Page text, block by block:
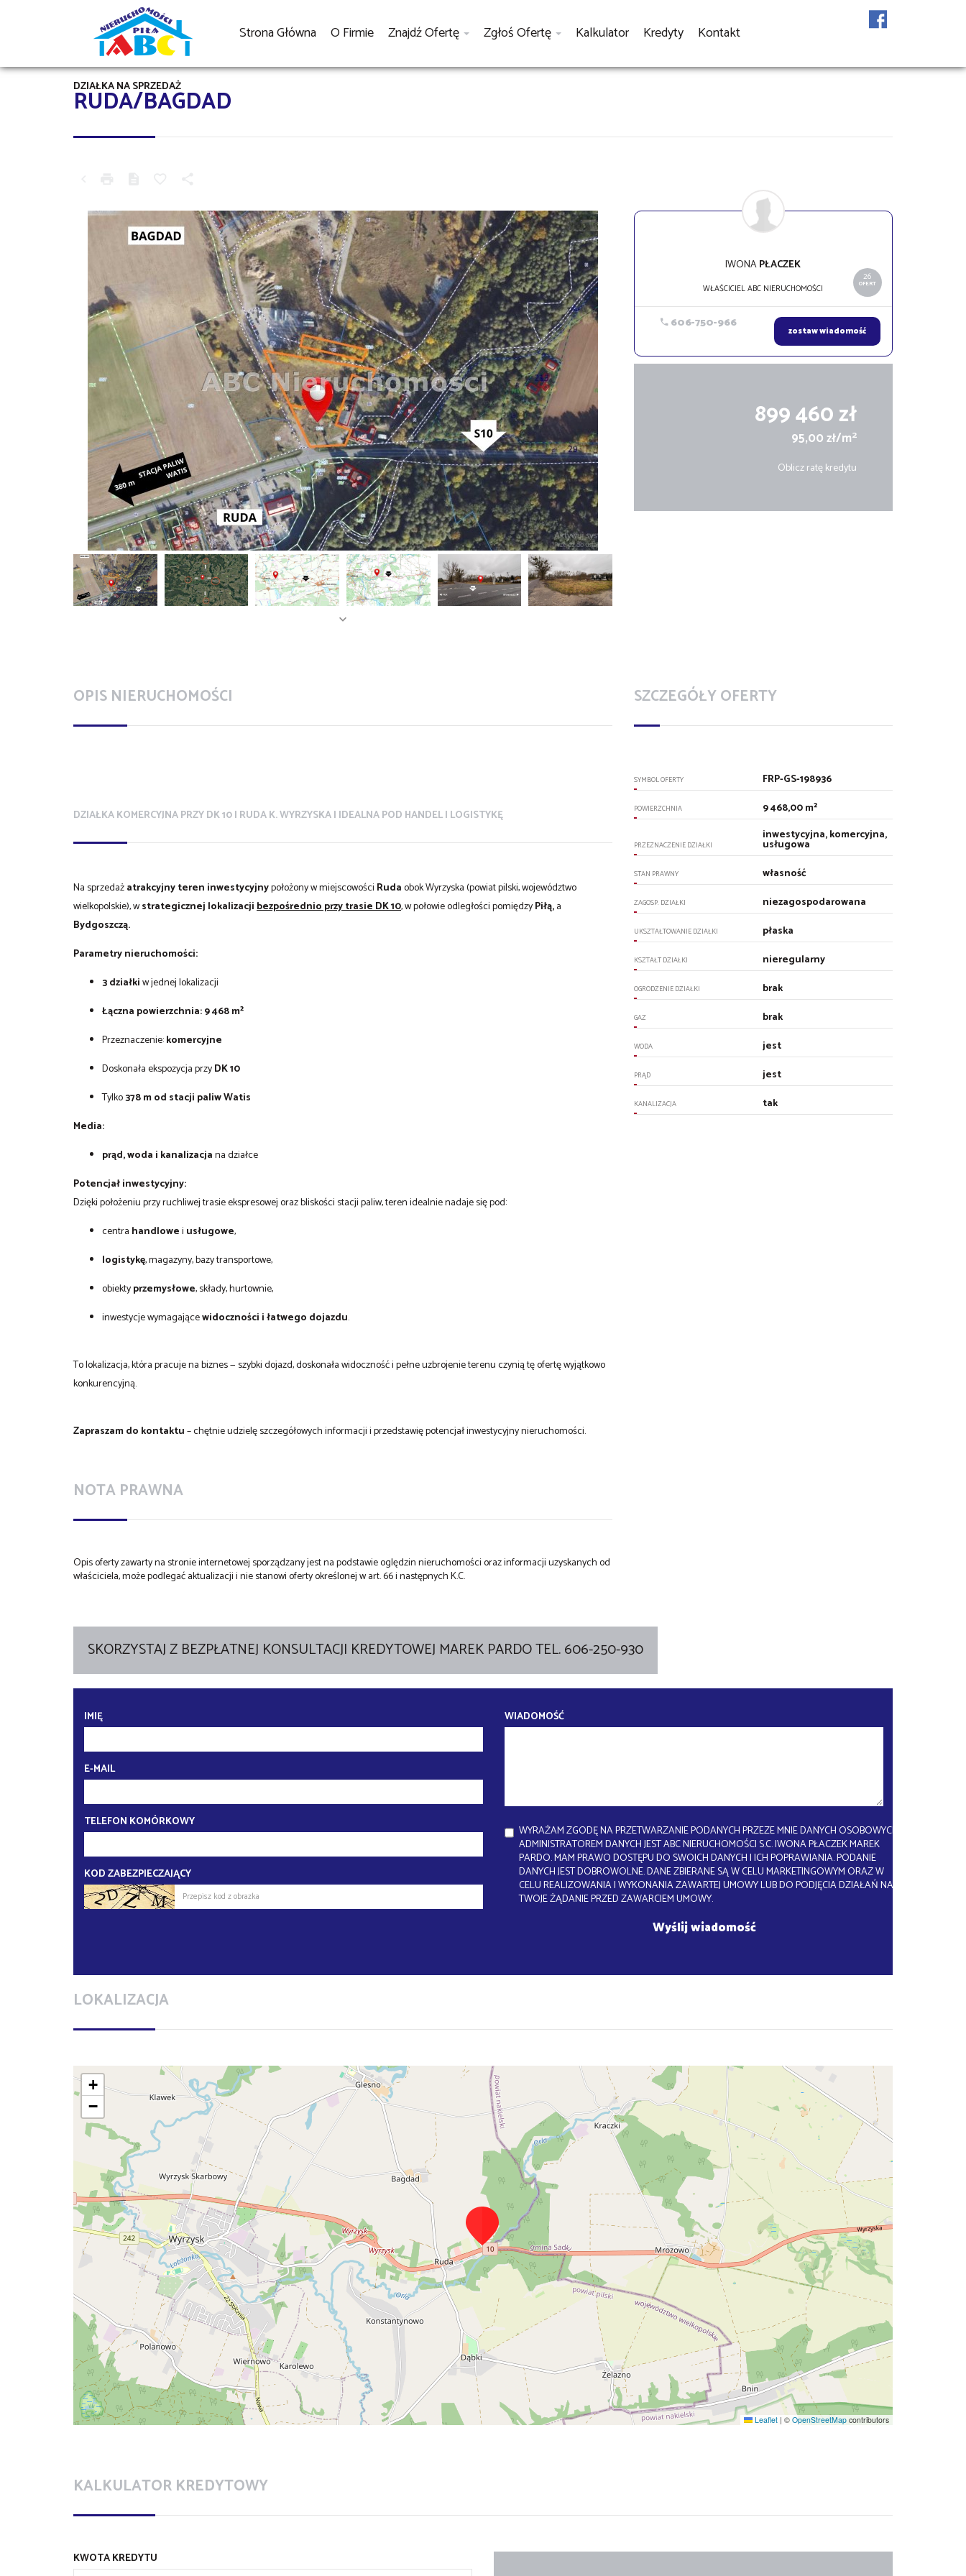
Strona Główna O Firmie Znajdź Ofertę Zgłoś Ofertę Kalkulator Kredyty Kontakt
RUDA/BAGDAD
DZIAŁKA NA SPRZEDAŻ
26
OFERT
IWONAPŁACZEK
WŁAŚCICIEL ABC NIERUCHOMOŚCI
606-750-966 zostaw wiadomość
899 460 zł
95,00 zł/m2
Oblicz ratę kredytu
OPIS NIERUCHOMOŚCI
DZIAŁKA KOMERCYJNA PRZY DK10 | RUDA K. WYRZYSKA | IDEALNA POD HANDEL I LOGISTYKĘ
Na sprzedażatrakcyjny teren inwestycyjnypołożony w miejscowości Rudaobok Wyrzyska (powiat pilski, województwo
wielkopolskie), wstrategicznej lokalizacjibezpośrednio przy trasie DK 10, w połowie odległości pomiędzyPiłą,a
Bydgoszczą.
Parametry nieruchomości:
3 działkiw jednej lokalizacji
Łączna powierzchnia: 9 468 m²
Przeznaczenie:komercyjne
Doskonała ekspozycja przyDK 10
Tylko378 m od stacji paliw Watis
Media:
prąd,woda i kanalizacjana działce
Potencjał inwestycyjny:
Dzięki położeniu przy ruchliwej trasie ekspresowej oraz bliskości stacji paliw, teren idealnie nadaje się pod:
centra handlowei usługowe,
logistykę, magazyny, bazy transportowe,
obiektyprzemysłowe, składy, hurtownie,
inwestycje wymagającewidoczności i łatwego dojazdu.
To lokalizacja, która pracuje na biznes — szybki dojazd, doskonała widoczność i pełne uzbrojenie terenu czynią tę ofertę wyjątkowo
konkurencyjną.
Zapraszam do kontaktu– chętnie udzielę szczegółowych informacji i przedstawię potencjał inwestycyjny nieruchomości.
NOTA PRAWNA
Opis oferty zawarty na stronie internetowej sporządzany jest na podstawie oględzin nieruchomości oraz informacji uzyskanych od
właściciela, może podlegać aktualizacji i nie stanowi oferty określonej w art. 66 i następnych K.C.
SZCZEGÓŁY OFERTY
SYMBOL OFERTY FRP-GS-198936
POWIERZCHNIA 9 468,00 m²
PRZEZNACZENIE DZIAŁKI
inwestycyjna, komercyjna,
usługowa
STAN PRAWNY własność
ZAGOSP. DZIAŁKI niezagospodarowana
UKSZTAŁTOWANIE DZIAŁKI płaska
KSZTAŁT DZIAŁKI nieregularny
OGRODZENIE DZIAŁKI brak
GAZ brak
WODA jest
PRĄD jest
KANALIZACJA tak
SKORZYSTAJ Z BEZPŁATNEJ KONSULTACJI KREDYTOWEJ MAREK PARDO TEL. 606-250-930
IMIĘ
E-MAIL
TELEFON KOMÓRKOWY
KOD ZABEZPIECZAJĄCY
WIADOMOŚĆ
WYRAŻAM ZGODĘ NA PRZETWARZANIE PODANYCH PRZEZE MNIE DANYCH OSOBOWYCH.
ADMINISTRATOREM DANYCH JEST ABC NIERUCHOMOŚCI S.C. IWONA PŁACZEK MAREK
PARDO. MAM PRAWO DOSTĘPU DO SWOICH DANYCH I ICH POPRAWIANIA. PODANIE
DANYCH JEST DOBROWOLNE. DANE ZBIERANE SĄ W CELU MARKETINGOWYM ORAZ W
CELU REALIZOWANIA I WYKONANIA ZAWARTEJ UMOWY LUB DO PODJĘCIA DZIAŁAŃ NA
TWOJE ŻĄDANIE PRZED ZAWARCIEM UMOWY.
LOKALIZACJA
+
−
Leaflet | © OpenStreetMap contributors
KALKULATOR KREDYTOWY
KWOTA KREDYTU